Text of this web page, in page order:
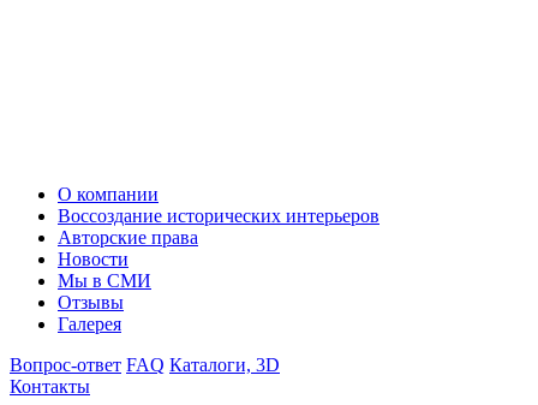
О компании
Воссоздание исторических интерьеров
Авторские права
Новости
Мы в СМИ
Отзывы
Галерея
Вопрос-ответ FAQ Каталоги, 3D
Контакты